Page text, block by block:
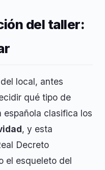
del taller:
local, antes
qué tipo de
clasifica los
, y esta
Decreto
el esqueleto del